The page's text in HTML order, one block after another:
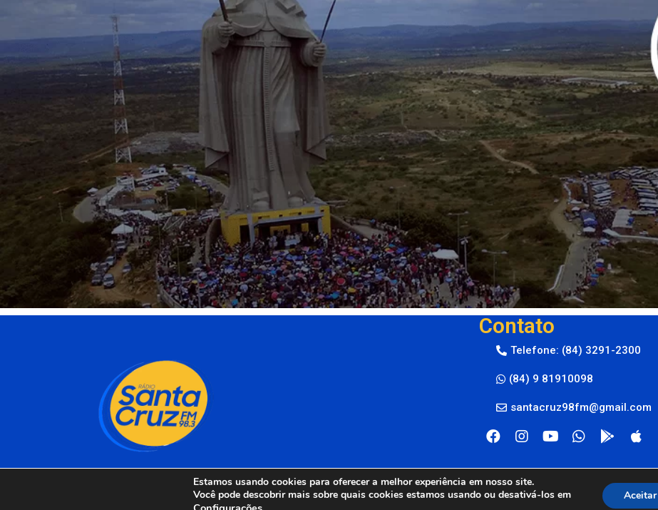
Contato
Telefone: (84) 3291-2300
(84) 9 81910098
santacruz98fm@gmail.com
Estamos usando cookies para oferecer a melhor experiência em nosso site.
Você pode descobrir mais sobre quais cookies estamos usando ou desativá-los em
Aceitar